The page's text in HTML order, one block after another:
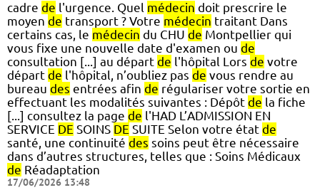
cadre de l'urgence. Quel médecin doit prescrire le
moyen de transport ? Votre médecin traitant Dans
certains cas, le médecin du CHU de Montpellier qui
vous fixe une nouvelle date d'examen ou de
consultation [...] au départ de l'hôpital Lors de votre
départ de l'hôpital, n’oubliez pas de vous rendre au
bureau des entrées afin de régulariser votre sortie en
effectuant les modalités suivantes : Dépôt de la fiche
[...] consultez la page de l'HAD L’ADMISSION EN
SERVICE DE SOINS DE SUITE Selon votre état de
santé, une continuité des soins peut être nécessaire
dans d’autres structures, telles que : Soins Médicaux
de Réadaptation
17/06/2026 13:48